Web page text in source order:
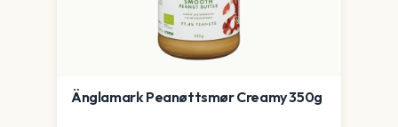
Änglamark Peanøttsmør Creamy 350g